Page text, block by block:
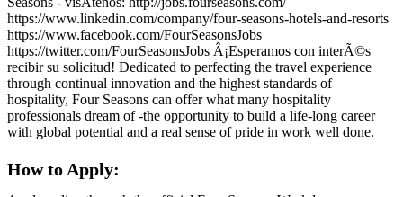
https://www.linkedin.com/company/four-seasons-hotels-and-resorts
https://www.facebook.com/FourSeasonsJobs
https://twitter.com/FourSeasonsJobs Â¡Esperamos con interÃ©s
recibir su solicitud! Dedicated to perfecting the travel experience
through continual innovation and the highest standards of
hospitality, Four Seasons can offer what many hospitality
professionals dream of -the opportunity to build a life-long career
with global potential and a real sense of pride in work well done.
How to Apply: